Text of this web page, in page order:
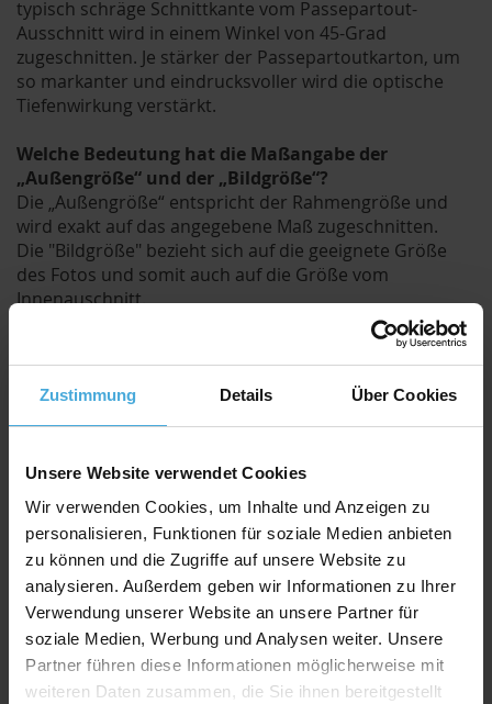
Zustimmung Details Über Cookies
Unsere Website verwendet Cookies
Wir verwenden Cookies, um Inhalte und Anzeigen zu
personalisieren, Funktionen für soziale Medien anbieten
zu können und die Zugriffe auf unsere Website zu
analysieren. Außerdem geben wir Informationen zu Ihrer
Verwendung unserer Website an unsere Partner für
soziale Medien, Werbung und Analysen weiter. Unsere
Partner führen diese Informationen möglicherweise mit
weiteren Daten zusammen, die Sie ihnen bereitgestellt
typisch schräge Schnittkante vom Passepartout-
Ausschnitt wird in einem Winkel von 45-Grad
zugeschnitten. Je stärker der Passepartoutkarton, um
so markanter und eindrucksvoller wird die optische
Tiefenwirkung verstärkt.
Welche Bedeutung hat die Maßangabe der
„Außengröße“ und der „Bildgröße“?
Die „Außengröße“ entspricht der Rahmengröße und
wird exakt auf das angegebene Maß zugeschnitten.
Die "Bildgröße" bezieht sich auf die geeignete Größe
des Fotos und somit auch auf die Größe vom
Innenauschnitt.
Der Ausschnitt wird jedoch um ca. 8mm kleiner
Durch den etwas kleineren Ausschnitt kann das Bild /
Foto hinter dem Passepartout befestigt werden und
fällt nicht duch.
Qualitativ hochwertiger Passepartoutkarton für
Verhältnis
AlphaUVplus- WhiteAlpha
Die Serie „WhiteAlpha “ steht für einen hoch weißen
Basiskarton aus 100% Alphazellulose.
Über 200 Oberflächenfarben stehen zur Auswahl und
erhalten durch den weißen Schrägschnitt eine klare
abgrenzende Optik.